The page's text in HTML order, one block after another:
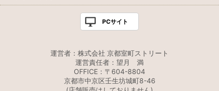
PCサイト
運営者：株式会社 京都室町ストリート
運営責任者：望月 満
OFFICE：〒604-8804
京都市中京区壬生坊城町8-46